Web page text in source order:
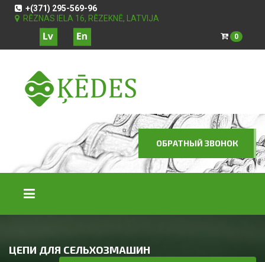
+(371) 295-569-96
RĒZNAS IELA 16, RĒZEKNĒ, LATVIJA
0
ОБРАТНЫЙ ЗВОНОК
ЦЕПИ ДЛЯ СЕЛЬХОЗМАШИН